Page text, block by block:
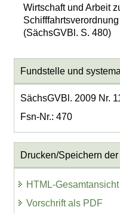
Wirtschaft und Arbeit
(SächsGVBl. S. 480)
Fundstelle und
SächsGVBl. 2009 Nr.
Fsn-Nr.: 470
Drucken/Speichern
HTML-Gesamtansicht
Vorschrift als PDF